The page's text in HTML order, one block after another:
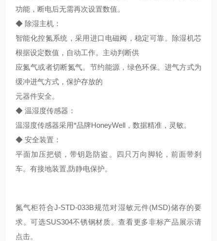
功能，断电后无需再次设置数值。
◆ 除湿主机：
智能化控氮系统，采用进口电磁阀，稳定可靠。除湿机芯
根据设定数值，自动工作。主动判断供
应氮气或者切断氮气。节约能源，绿色环保。进气方式为
缓冲进气方式，保护存放的
元器件安全。
◆ 温湿度传感器：
温湿度传感器采用*品牌HoneyWell，数据精准，灵敏。
◆ 安全装置：
平面加压把锁，带钥匙防盗。四只万向脚轮，前面带刹
车。有接地装置,防静电保护。
氮气柜符合J-STD-033B规范对湿敏元件(MSD)储存的要
求。可选SUS304不锈钢材质。查看更多非标产品展示请
点击。